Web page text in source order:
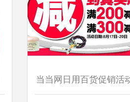
当当网日用百货促销活